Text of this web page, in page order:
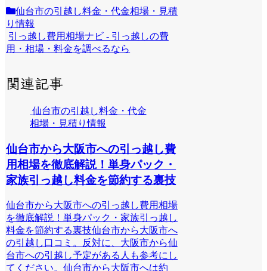
仙台市の引越し料金・代金相場・見積
り情報
引っ越し費用相場ナビ - 引っ越しの費
用・相場・料金を調べるなら
関連記事
仙台市の引越し料金・代金
相場・見積り情報
仙台市から大阪市への引っ越し費
用相場を徹底解説！単身パック・
家族引っ越し料金を節約する裏技
仙台市から大阪市への引っ越し費用相場
を徹底解説！単身パック・家族引っ越し
料金を節約する裏技仙台市から大阪市へ
の引越し口コミ。反対に、大阪市から仙
台市への引越し予定がある人も参考にし
てください。仙台市から大阪市へは約